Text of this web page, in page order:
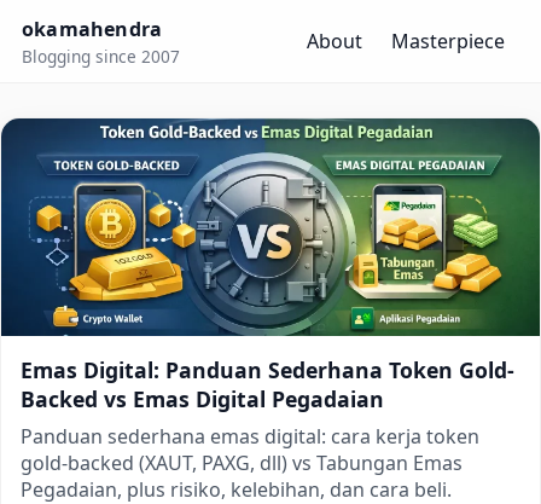
okamahendra
Blogging since 2007
About Masterpiece
okamahendra
Emas Digital: Panduan Sederhana Token Gold-
Backed vs Emas Digital Pegadaian
Panduan sederhana emas digital: cara kerja token
gold-backed (XAUT, PAXG, dll) vs Tabungan Emas
Pegadaian, plus risiko, kelebihan, dan cara beli.